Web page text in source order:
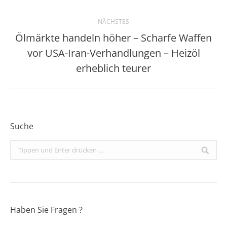
NÄCHSTES
Nächster
Beitrag:
Ölmärkte handeln höher – Scharfe Waffen
vor USA-Iran-Verhandlungen – Heizöl
erheblich teurer
Suche
Search:
Haben Sie Fragen ?